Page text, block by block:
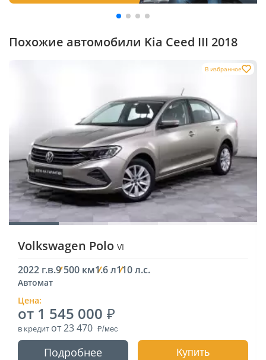
Похожие автомобили Kia Ceed III 2018
В избранное
Volkswagen Polo VI
2022 г.в.9 500 км1.6 л110 л.с.
Автомат
Цена:
от 1 545 000
в кредит от 23 470
Подробнее Купить